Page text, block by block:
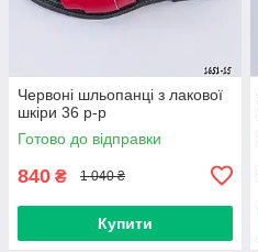
Червоні шльопанці з лакової
шкіри 36 р-р
Готово до відправки
840 ₴ 1 040 ₴
Купити